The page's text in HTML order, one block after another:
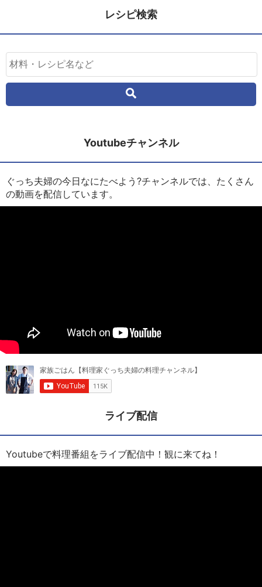
レシピ検索
Youtubeチャンネル
ぐっち夫婦の今日なにたべよう?チャンネルでは、たくさん
の動画を配信しています。
ライブ配信
Youtubeで料理番組をライブ配信中！観に来てね！